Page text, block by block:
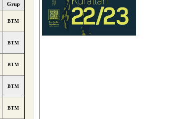
Grup
BTM
BTM
BTM
BTM
BTM